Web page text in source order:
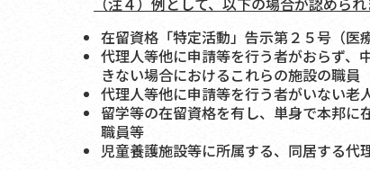
在留資格「特定活動」告示第２５号（医
代理人等他に申請等を行う者がおらず、
きない場合におけるこれらの施設の職員
代理人等他に申請等を行う者がいない老
留学等の在留資格を有し、単身で本邦に
職員等
児童養護施設等に所属する、同居する